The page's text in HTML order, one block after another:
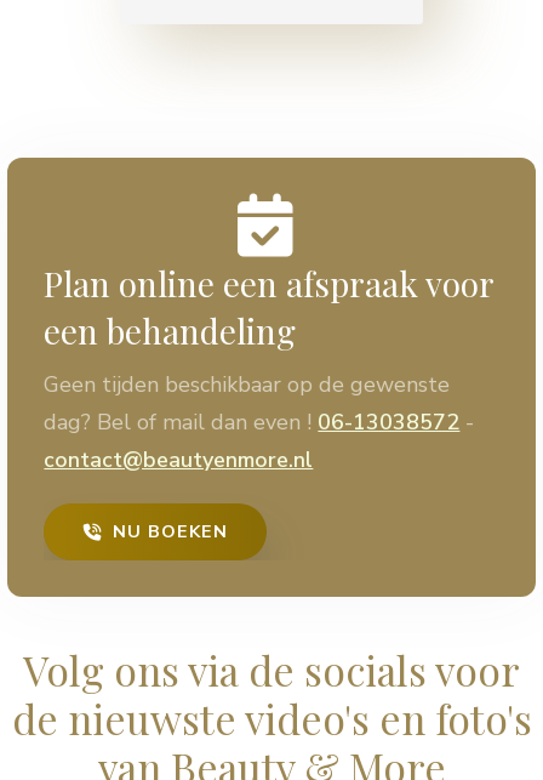
Plan online een afspraak voor
een behandeling
Geen tijden beschikbaar op de gewenste
dag? Bel of mail dan even ! 06-13038572 -
contact@beautyenmore.nl
NU BOEKEN
Volg ons via de socials voor
de nieuwste video's en foto's
van Beauty & More